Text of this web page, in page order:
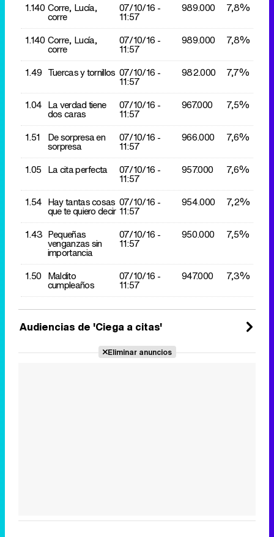
1.140 Corre, Lucía,
corre
07/10/16 -
11:57
989.000 7,8%
1.140 Corre, Lucía,
corre
07/10/16 -
11:57
989.000 7,8%
1.49 Tuercas y tornillos 07/10/16 -
11:57
982.000 7,7%
1.04 La verdad tiene
dos caras
07/10/16 -
11:57
967.000 7,5%
1.51 De sorpresa en
sorpresa
07/10/16 -
11:57
966.000 7,6%
1.05 La cita perfecta 07/10/16 -
11:57
957.000 7,6%
1.54 Hay tantas cosas
que te quiero decir
07/10/16 -
11:57
954.000 7,2%
1.43 Pequeñas
venganzas sin
importancia
07/10/16 -
11:57
950.000 7,5%
1.50 Maldito
cumpleaños
07/10/16 -
11:57
947.000 7,3%
Audiencias de 'Ciega a citas'
Eliminar anuncios